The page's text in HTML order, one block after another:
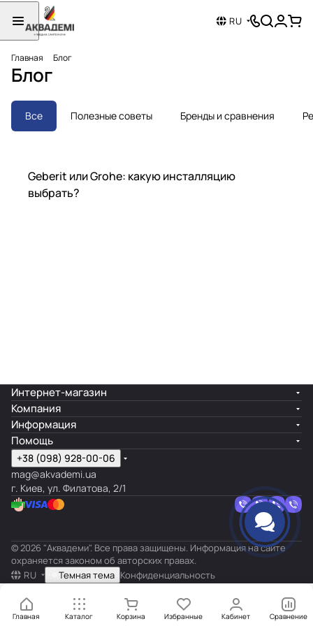
RU
Главная Блог
Блог
Все Полезные советы Бренды и сравнения
Бренды и сравнения
Geberit или Grohe: какую инсталляцию
выбрать?
Главная Каталог Корзина Избранные Кабинет Сравнение
Интернет-магазин
Компания
Информация
Помощь
+38 (098) 928-00-06
mag@akvademi.ua
г. Киев, ул. Филатова, 2/1
© 2026 "Аквадеми". Все права защищены. Информация на сайте
охраняется законом об авторских правах.
RU
Темная тема Конфиденциальность